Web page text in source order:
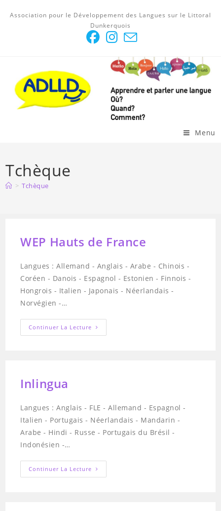
Association pour le Développement des Langues sur le Littoral
Dunkerquois
Menu
Tchèque
> Tchèque
WEP Hauts de France
Langues : Allemand - Anglais - Arabe - Chinois -
Coréen - Danois - Espagnol - Estonien - Finnois -
Hongrois - Italien - Japonais - Néerlandais -
Norvégien -…
Continuer La Lecture WEP
Hauts
Inlingua
Langues : Anglais - FLE - Allemand - Espagnol -
Italien - Portugais - Néerlandais - Mandarin -
Arabe - Hindi - Russe - Portugais du Brésil -
Indonésien -…
Continuer La Lecture Inlingua